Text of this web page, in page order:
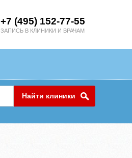
+7 (495) 152-77-55
ЗАПИСЬ В КЛИНИКИ И ВРАЧАМ
Найти клиники